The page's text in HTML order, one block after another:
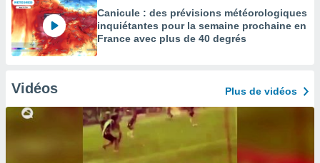
Canicule : des prévisions météorologiques
inquiétantes pour la semaine prochaine en
France avec plus de 40 degrés
Vidéos Plus de vidéos